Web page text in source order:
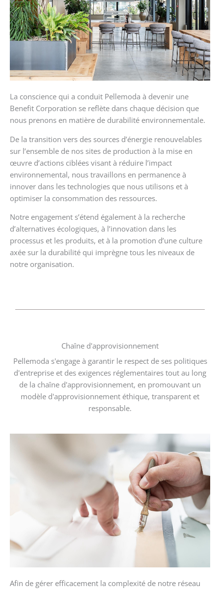
La conscience qui a conduit Pellemoda à devenir une
Benefit Corporation se reflète dans chaque décision que
nous prenons en matière de durabilité environnementale.
De la transition vers des sources d’énergie renouvelables
sur l’ensemble de nos sites de production à la mise en
œuvre d’actions ciblées visant à réduire l’impact
environnemental, nous travaillons en permanence à
innover dans les technologies que nous utilisons et à
optimiser la consommation des ressources.
Notre engagement s’étend également à la recherche
d’alternatives écologiques, à l’innovation dans les
processus et les produits, et à la promotion d’une culture
axée sur la durabilité qui imprègne tous les niveaux de
notre organisation.
Chaîne d'approvisionnement
Pellemoda s'engage à garantir le respect de ses politiques
d'entreprise et des exigences réglementaires tout au long
de la chaîne d'approvisionnement, en promouvant un
modèle d'approvisionnement éthique, transparent et
responsable.
Afin de gérer efficacement la complexité de notre réseau